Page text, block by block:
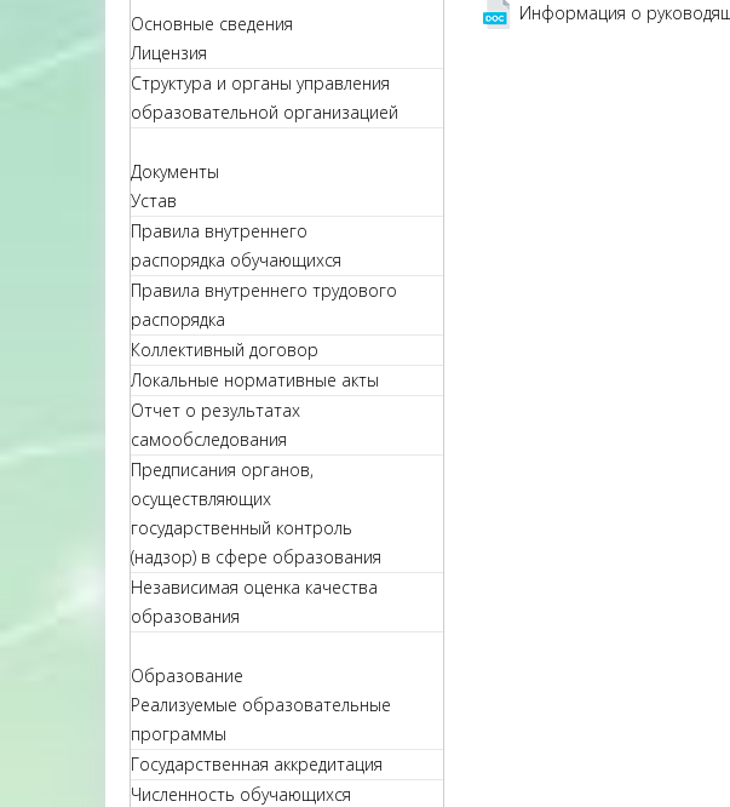
Основные сведения
Лицензия
Структура и органы управления
образовательной организацией
Документы
Устав
Правила внутреннего
распорядка обучающихся
Правила внутреннего трудового
распорядка
Коллективный договор
Локальные нормативные акты
Отчет о результатах
самообследования
Предписания органов,
осуществляющих
государственный контроль
(надзор) в сфере образования
Независимая оценка качества
образования
Образование
Реализуемые образовательные
программы
Государственная аккредитация
Численность обучающихся
Информация о